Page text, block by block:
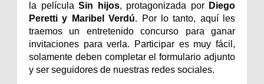
la película Sin hijos, protagonizada por Diego
Peretti y Maribel Verdú. Por lo tanto, aquí les
traemos un entretenido concurso para ganar
invitaciones para verla. Participar es muy fácil,
solamente deben completar el formulario adjunto
y ser seguidores de nuestras redes sociales.